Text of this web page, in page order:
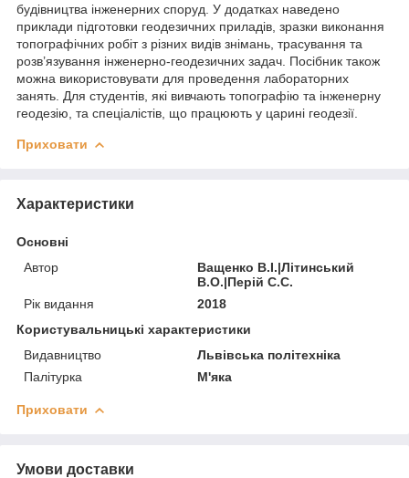
будівництва інженерних споруд. У додатках наведено
приклади підготовки геодезичних приладів, зразки виконання
топографічних робіт з різних видів знімань, трасування та
розв’язування інженерно-геодезичних задач. Посібник також
можна використовувати для проведення лабораторних
занять. Для студентів, які вивчають топографію та інженерну
геодезію, та спеціалістів, що працюють у царині геодезії.
Приховати
Характеристики
Основні
Автор
Ващенко В.І.|Літинський
В.О.|Перій С.С.
Рік видання
2018
Користувальницькі характеристики
Видавництво
Львівська політехніка
Палітурка
М'яка
Приховати
Умови доставки